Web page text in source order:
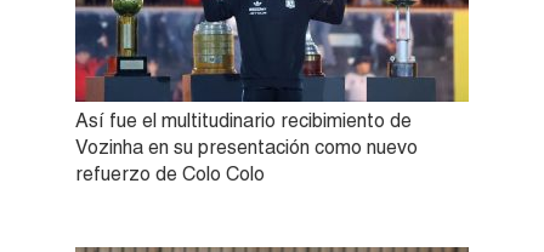
Así fue el multitudinario recibimiento de
Vozinha en su presentación como nuevo
refuerzo de Colo Colo